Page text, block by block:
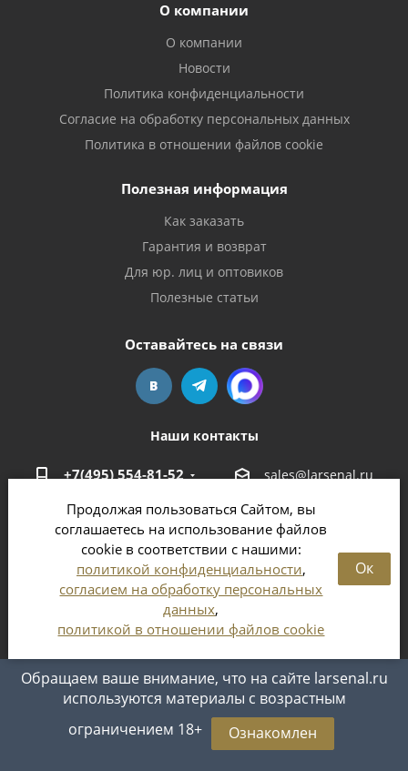
Продолжая пользоваться Сайтом, вы
соглашаетесь на использование файлов
cookie в соответствии с нашими:
политикой конфиденциальности,
согласием на обработку персональных
данных,
политикой в отношении файлов cookie
Ок
Обращаем ваше внимание, что на сайте larsenal.ru
используются материалы с возрастным
ограничением 18+
Ознакомлен
О компании
О компании
Новости
Политика конфиденциальности
Согласие на обработку персональных данных
Политика в отношении файлов cookie
Полезная информация
Как заказать
Гарантия и возврат
Для юр. лиц и оптовиков
Полезные статьи
Оставайтесь на связи
Наши контакты
+7(495) 554-81-52 sales@larsenal.ru
Московская область,
г. Люберцы,
ул. Хлебозаводская, 8 Б